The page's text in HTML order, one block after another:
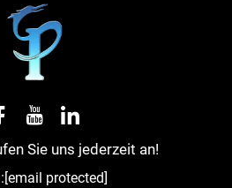
Sie uns jederzeit an!
[email protected]